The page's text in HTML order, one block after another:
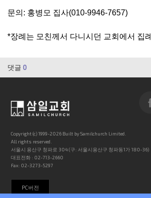
문의: 홍병모 집사(010-9946-7657)
*장례는 모친께서 다니시던 교회에서 집
댓글 0
Copyright (c) 1999-2026 Built by Samilchurch Limited.
All rights reserved.
서울시 용산구 청파로 304 (구: 서울시용산구 청파동1가 180-36)
대표전화 : 02-713-2660
Fax: 02-3273-5297
PC버전